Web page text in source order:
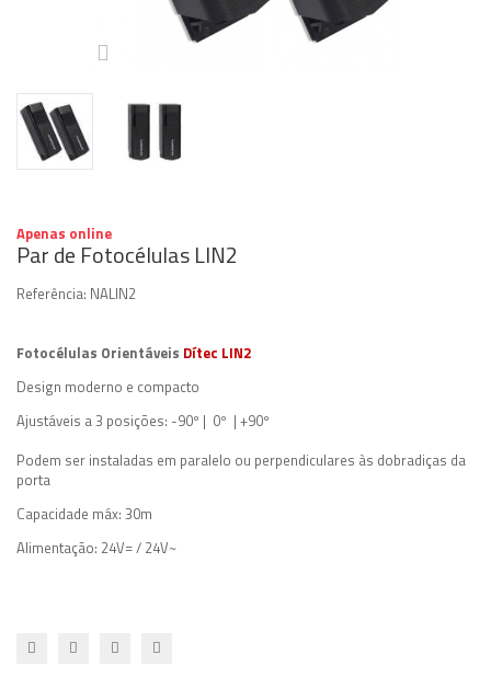
Apenas online
Par de Fotocélulas LIN2
Referência: NALIN2
Fotocélulas Orientáveis Dítec LIN2
Design moderno e compacto
Ajustáveis a 3 posições: -90º | 0º | +90º
Podem ser instaladas em paralelo ou perpendiculares às dobradiças da
porta
Capacidade máx: 30m
Alimentação: 24V= / 24V~